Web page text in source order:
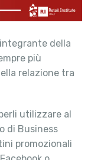
della
più
relazione tra
utilizzare al
di Business
promozionali